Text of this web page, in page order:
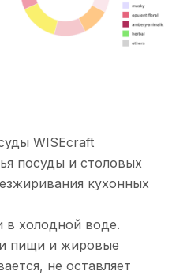
WISEcraft
посуды и столовых
кухонных
в холодной воде.
пищи и жировые
не оставляет